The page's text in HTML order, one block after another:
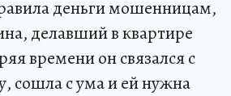
деньги мошенницам,
делавший в квартире
времени он связался с
сошла с ума и ей нужна